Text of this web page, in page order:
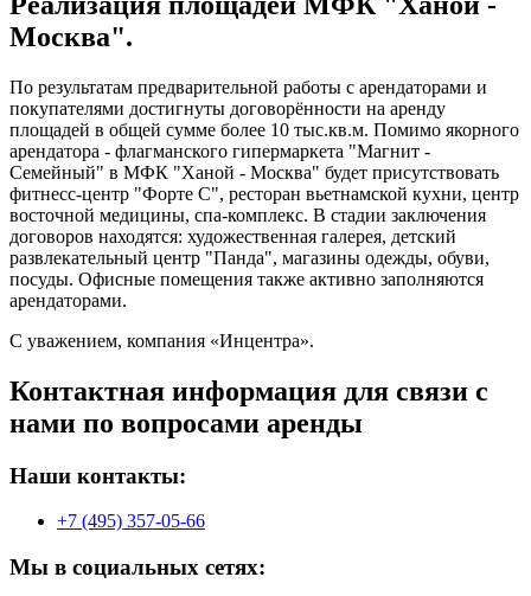
Москва".
По результатам предварительной работы с арендаторами и
покупателями достигнуты договорённости на аренду
площадей в общей сумме более 10 тыс.кв.м. Помимо якорного
арендатора - флагманского гипермаркета "Магнит -
Семейный" в МФК "Ханой - Москва" будет присутствовать
фитнесс-центр "Форте С", ресторан вьетнамской кухни, центр
восточной медицины, спа-комплекс. В стадии заключения
договоров находятся: художественная галерея, детский
развлекательный центр "Панда", магазины одежды, обуви,
посуды. Офисные помещения также активно заполняются
арендаторами.
С уважением, компания «Инцентра».
Контактная информация для связи с
нами по вопросами аренды
Наши контакты:
+7 (495) 357-05-66
Мы в социальных сетях: